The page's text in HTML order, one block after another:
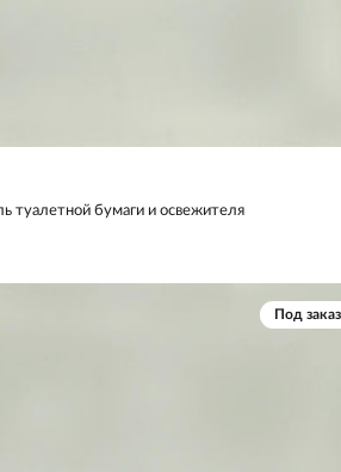
туалетной бумаги и освежителя
Под заказ